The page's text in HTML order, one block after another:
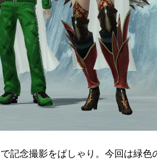
記念撮影をぱしゃり。今回は緑